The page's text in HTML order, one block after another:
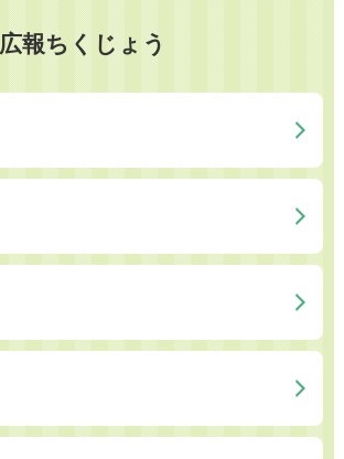
広報ちくじょう